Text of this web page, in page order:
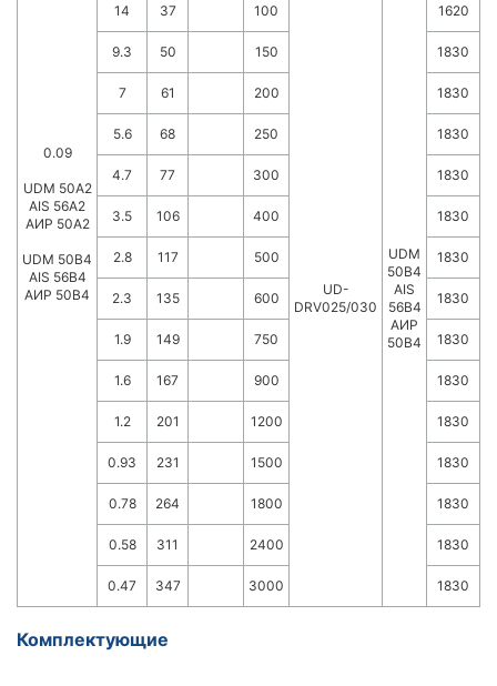
0.09
UDM 50A2
AIS 56A2
АИР 50А2
UDM 50B4
AIS 56B4
АИР 50В4
14 37 100
UD-
DRV025/030
UDM
50B4
AIS
56B4
АИР
50В4
1620
9.3 50 150 1830
7 61 200 1830
5.6 68 250 1830
4.7 77 300 1830
3.5 106 400 1830
2.8 117 500 1830
2.3 135 600 1830
1.9 149 750 1830
1.6 167 900 1830
1.2 201 1200 1830
0.93 231 1500 1830
0.78 264 1800 1830
0.58 311 2400 1830
0.47 347 3000 1830
Комплектующие